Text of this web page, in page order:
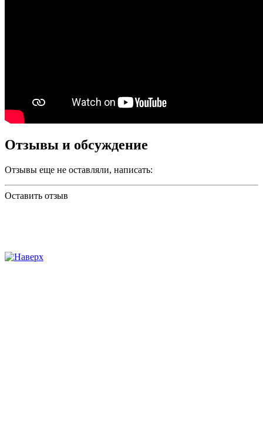
Отзывы и обсуждение
Отзывы еще не оставляли, написать:
Оставить отзыв